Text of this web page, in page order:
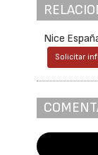
Nice
Solicitar